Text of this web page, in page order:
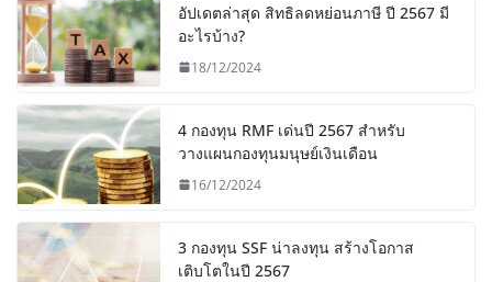
อัปเดตล่าสุด สิทธิลดหย่อนภาษี ปี 2567 มี
อะไรบ้าง?
18/12/2024
4 กองทุน RMF เด่นปี 2567 สำหรับ
วางแผนกองทุนมนุษย์เงินเดือน
16/12/2024
3 กองทุน SSF น่าลงทุน สร้างโอกาส
เติบโตในปี 2567